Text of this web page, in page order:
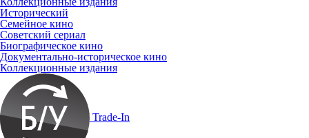
Исторический
Семейное кино
Советский сериал
Биографическое кино
Документально-историческое кино
Коллекционные издания
Trade-In